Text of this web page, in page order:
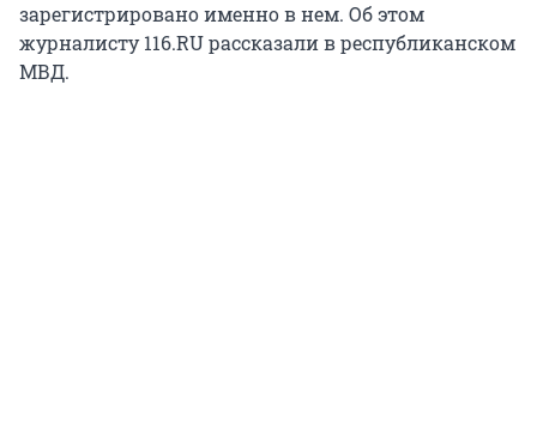
зарегистрировано именно в нем. Об этом
журналисту 116.RU рассказали в республиканском
МВД.